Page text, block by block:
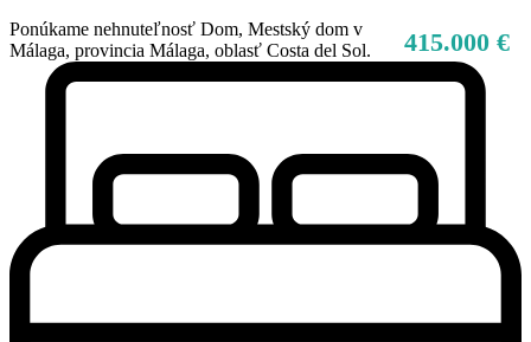
415.000 €
Ponúkame nehnuteľnosť Dom, Mestský dom v
Málaga, provincia Málaga, oblasť Costa del Sol.